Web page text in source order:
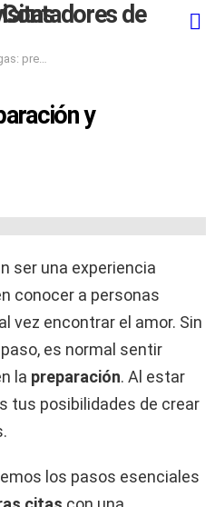
y expectativas
y
ser una experiencia
conocer a personas
vez encontrar el amor. Sin
es normal sentir
la preparación. Al estar
tus posibilidades de crear
los pasos esenciales